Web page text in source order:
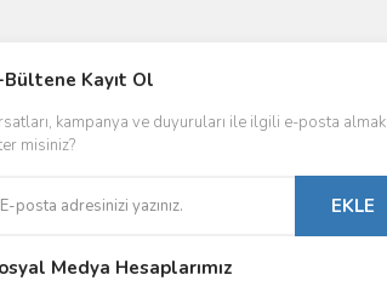
& TRAFO
Driverlar
Kontaktörler
Sigorta & Otomatlar
Bültene Kayıt Ol
kampanya ve duyuruları ile ilgili e-posta almak
misiniz?
EKLE
Medya Hesaplarımız